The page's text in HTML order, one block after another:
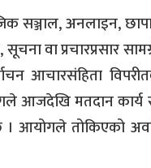
सञ्जाल, अनलाइन,
वा प्रचारप्रसार
आचारसंहिता
मतदान कार्य
आयोगले तोकिएको